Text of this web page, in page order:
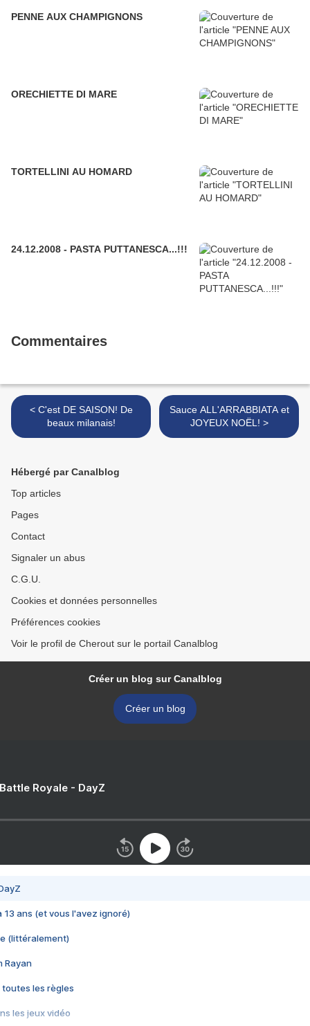
PENNE AUX CHAMPIGNONS
ORECHIETTE DI MARE
TORTELLINI AU HOMARD
24.12.2008 - PASTA PUTTANESCA...!!!
Commentaires
< C'est DE SAISON! De
beaux milanais!
Sauce ALL'ARRABBIATA et
JOYEUX NOËL! >
Hébergé par Canalblog
Top articles
Pages
Contact
Signaler un abus
C.G.U.
Cookies et données personnelles
Préférences cookies
Voir le profil de Cherout sur le portail Canalblog
Créer un blog sur Canalblog
Créer un blog
Royale - DayZ
13 ans (et vous l'avez ignoré)
(littéralement)
Rayan
toutes les règles
les jeux vidéo